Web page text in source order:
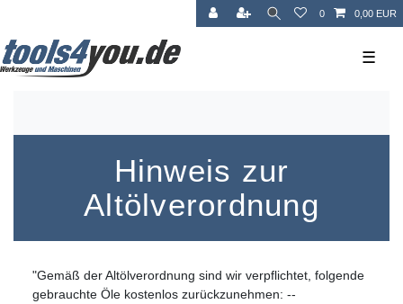
0 0,00 EUR
☰
Hinweis zur
Altölverordnung
"Gemäß der Altölverordnung sind wir verpflichtet, folgende
gebrauchte Öle kostenlos zurückzunehmen: --